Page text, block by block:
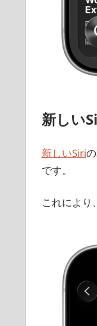
新しい
新しいSiri
です。
これにより